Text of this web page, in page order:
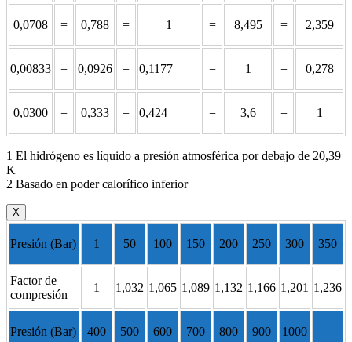
0,0708 = 0,788 = 1 = 8,495 = 2,359
0,00833 = 0,0926 = 0,1177 = 1 = 0,278
0,0300 = 0,333 = 0,424 = 3,6 = 1
1 El hidrógeno es líquido a presión atmosférica por debajo de 20,39
K
2 Basado en poder calorífico inferior
X
Presión (Bar) 1 50 100 150 200 250 300 350
Factor de
compresión
1 1,032 1,065 1,089 1,132 1,166 1,201 1,236
Presión (Bar) 400 500 600 700 800 900 1000